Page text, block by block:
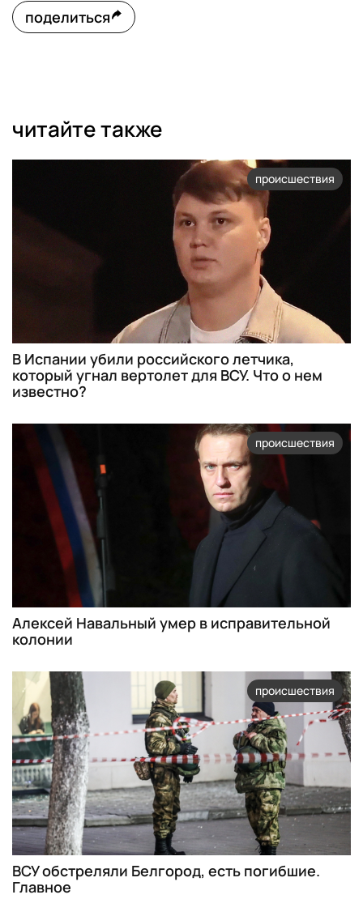
поделиться
читайте также
происшествия
В Испании убили российского летчика,
который угнал вертолет для ВСУ. Что о нем
известно?
происшествия
Алексей Навальный умер в исправительной
колонии
происшествия
ВСУ обстреляли Белгород, есть погибшие.
Главное